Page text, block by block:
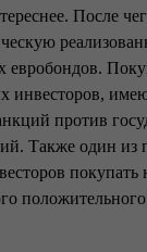
После
евробондов.
инвесторов,
против
Также один